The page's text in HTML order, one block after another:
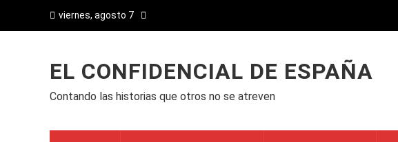
viernes, agosto 7
EL CONFIDENCIAL DE ESPAÑA
Contando las historias que otros no se atreven